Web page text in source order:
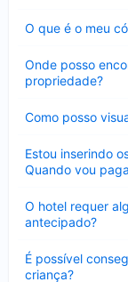
O que é o meu
Onde posso
propriedade?
Como posso
Estou inserindo
Quando vou
O hotel requer
antecipado?
É possível
criança?
Contraído